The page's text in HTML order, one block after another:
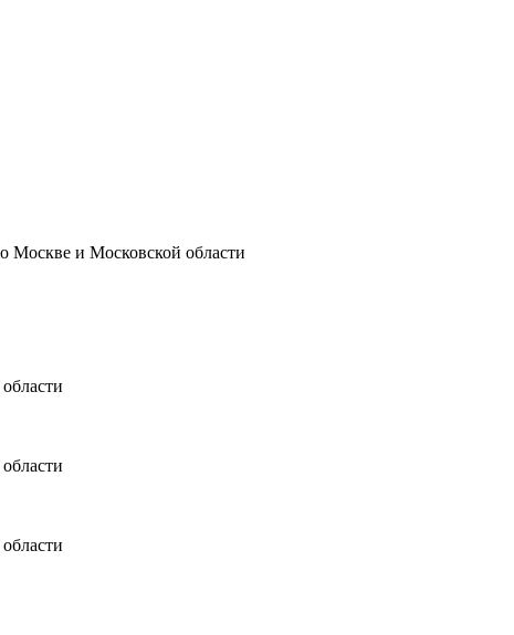
Москве и Московской области